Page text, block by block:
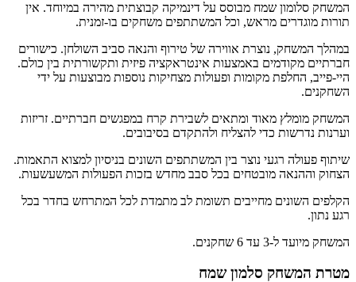
המשחק סלומון שמח מבוסס על דינמיקה קבוצתית מהירה במיוחד. אין
תורות מוגדרים מראש, וכל המשתתפים משחקים בו-זמנית.
במהלך המשחק, נוצרת אווירה של טירוף והנאה סביב השולחן. כישורים
חברתיים מקודמים באמצעות אינטראקציה פיזית ותקשורתית בין כולם.
היי-פייב, החלפת מקומות ופעולות מצחיקות נוספות מבוצעות על ידי
השחקנים.
המשחק מומלץ מאוד ומתאים לשבירת קרח במפגשים חברתיים. זריזות
וערנות נדרשות כדי להצליח ולהתקדם בסיבובים.
שיתוף פעולה רגעי נוצר בין המשתתפים השונים בניסיון למצוא התאמות.
הצחוק וההנאה מובטחים בכל סבב מחדש בזכות הפעולות המשעשעות.
הקלפים השונים מחייבים תשומת לב מתמדת לכל המתרחש בחדר בכל
רגע נתון.
המשחק מיועד ל-3 עד 6 שחקנים.
מטרת המשחק סלמון שמח